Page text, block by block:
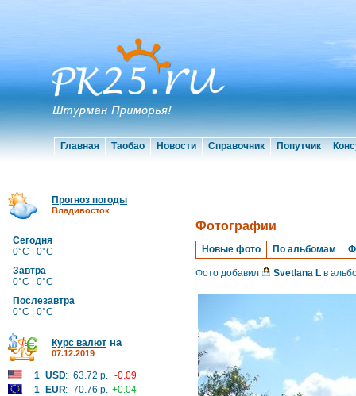
Главная Таобао Новости Справочник Попутчик
Прогноз погоды
Владивосток
Сегодня
0°C | 0°C
Завтра
0°C | 0°C
Послезавтра
0°C | 0°C
Курс валют на
07.12.2019
1 USD: 63.72 р. -0.09
1
EUR: 70.76 р. +0.04
Фотографии
Новые фото По альбомам
Фото добавил Svetlana L в